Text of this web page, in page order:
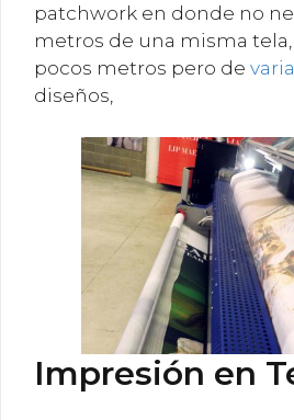
patchwork en donde no
metros de una misma
pocos metros pero de
diseños,
Impresión en